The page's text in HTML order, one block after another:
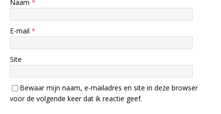
Naam *
E-mail *
Site
Bewaar mijn naam, e-mailadres en site in deze browser
voor de volgende keer dat ik reactie geef.